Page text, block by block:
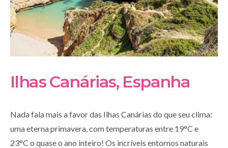
Ilhas Canárias, Espanha
Nada fala mais a favor das Ilhas Canárias do que seu clima:
uma eterna primavera, com temperaturas entre 19°C e
23°C o quase o ano inteiro! Os incríveis entornos naturais